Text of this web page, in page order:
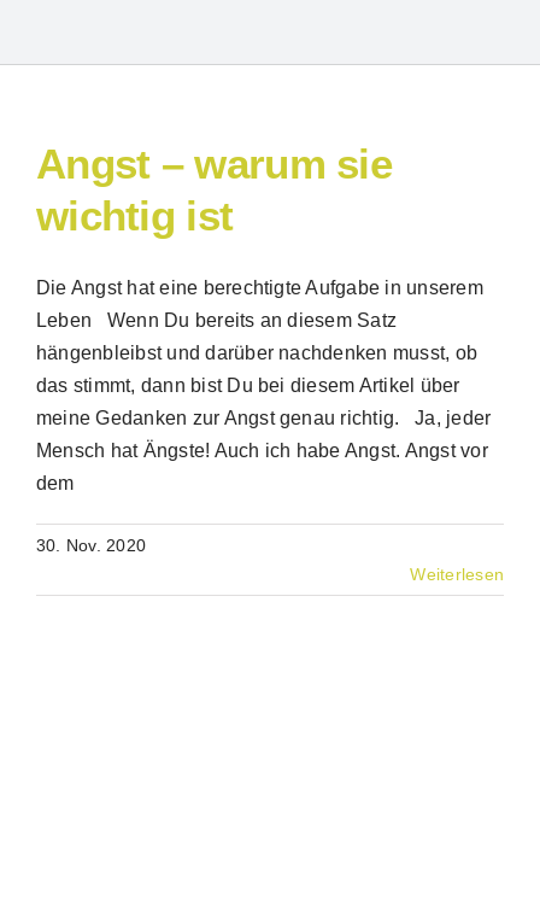
Angst – warum sie
wichtig ist
Die Angst hat eine berechtigte Aufgabe in unserem
Leben Wenn Du bereits an diesem Satz
hängenbleibst und darüber nachdenken musst, ob
das stimmt, dann bist Du bei diesem Artikel über
meine Gedanken zur Angst genau richtig. Ja, jeder
Mensch hat Ängste! Auch ich habe Angst. Angst vor
dem
30. Nov. 2020
Weiterlesen